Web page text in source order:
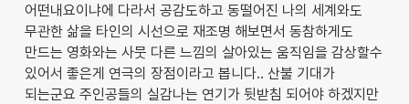
어떤내요이냐에 다라서 공감도하고 동떨어진 나의 세계와도
무관한 삶을 타인의 시선으로 재조명 해보면서 동참하게도
만드는 영화와는 사뭇 다른 느낌의 살아있는 움직임을 감상할수
있어서 좋은게 연극의 장점이라고 봅니다.. 산불 기대가
되는군요 주인공들의 실감나는 연기가 뒷받침 되어야 하겠지만